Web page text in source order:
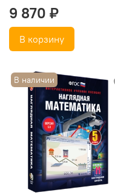
9 870 ₽
В корзину
В наличии